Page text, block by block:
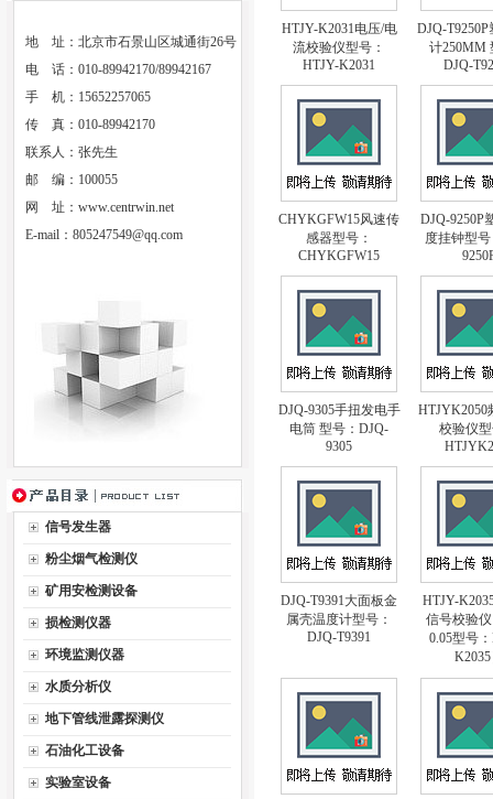
地 址：北京市石景山区城通街26号
电 话：010-89942170/89942167
手 机：15652257065
传 真：010-89942170
联系人：张先生
邮 编：100055
网 址： www.centrwin.net
E-mail： 805247549@qq.com
信号发生器
粉尘烟气检测仪
矿用安检测设备
损检测仪器
环境监测仪器
水质分析仪
地下管线泄露探测仪
石油化工设备
实验室设备
HTJY-K2031电压/电
流校验仪型号：
HTJY-K2031
DJQ-
计250MM
DJQ-
CHYKGFW15风速传
感器型号：
CHYKGFW15
DJQ-9250P
度挂钟型
DJQ-9305手扭发电手
电筒 型号：DJQ-
9305
HTJYK2050
校验仪
DJQ-T9391大面板金
属壳温度计型号：
DJQ-T9391
HTJY-
信号校验
0.05型号